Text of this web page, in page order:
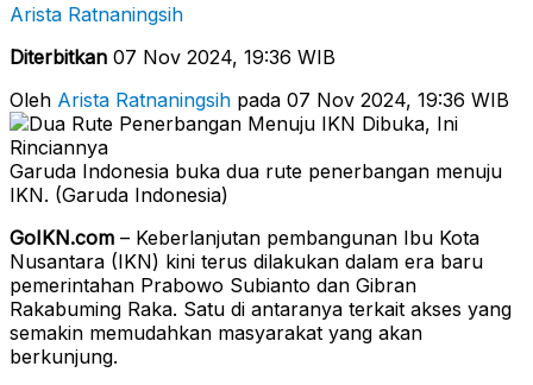
Arista Ratnaningsih
Diterbitkan 07 Nov 2024, 19:36 WIB
Oleh Arista Ratnaningsih pada 07 Nov 2024, 19:36 WIB
Garuda Indonesia buka dua rute penerbangan menuju
IKN. (Garuda Indonesia)
GoIKN.com – Keberlanjutan pembangunan Ibu Kota
Nusantara (IKN) kini terus dilakukan dalam era baru
pemerintahan Prabowo Subianto dan Gibran
Rakabuming Raka. Satu di antaranya terkait akses yang
semakin memudahkan masyarakat yang akan
berkunjung.